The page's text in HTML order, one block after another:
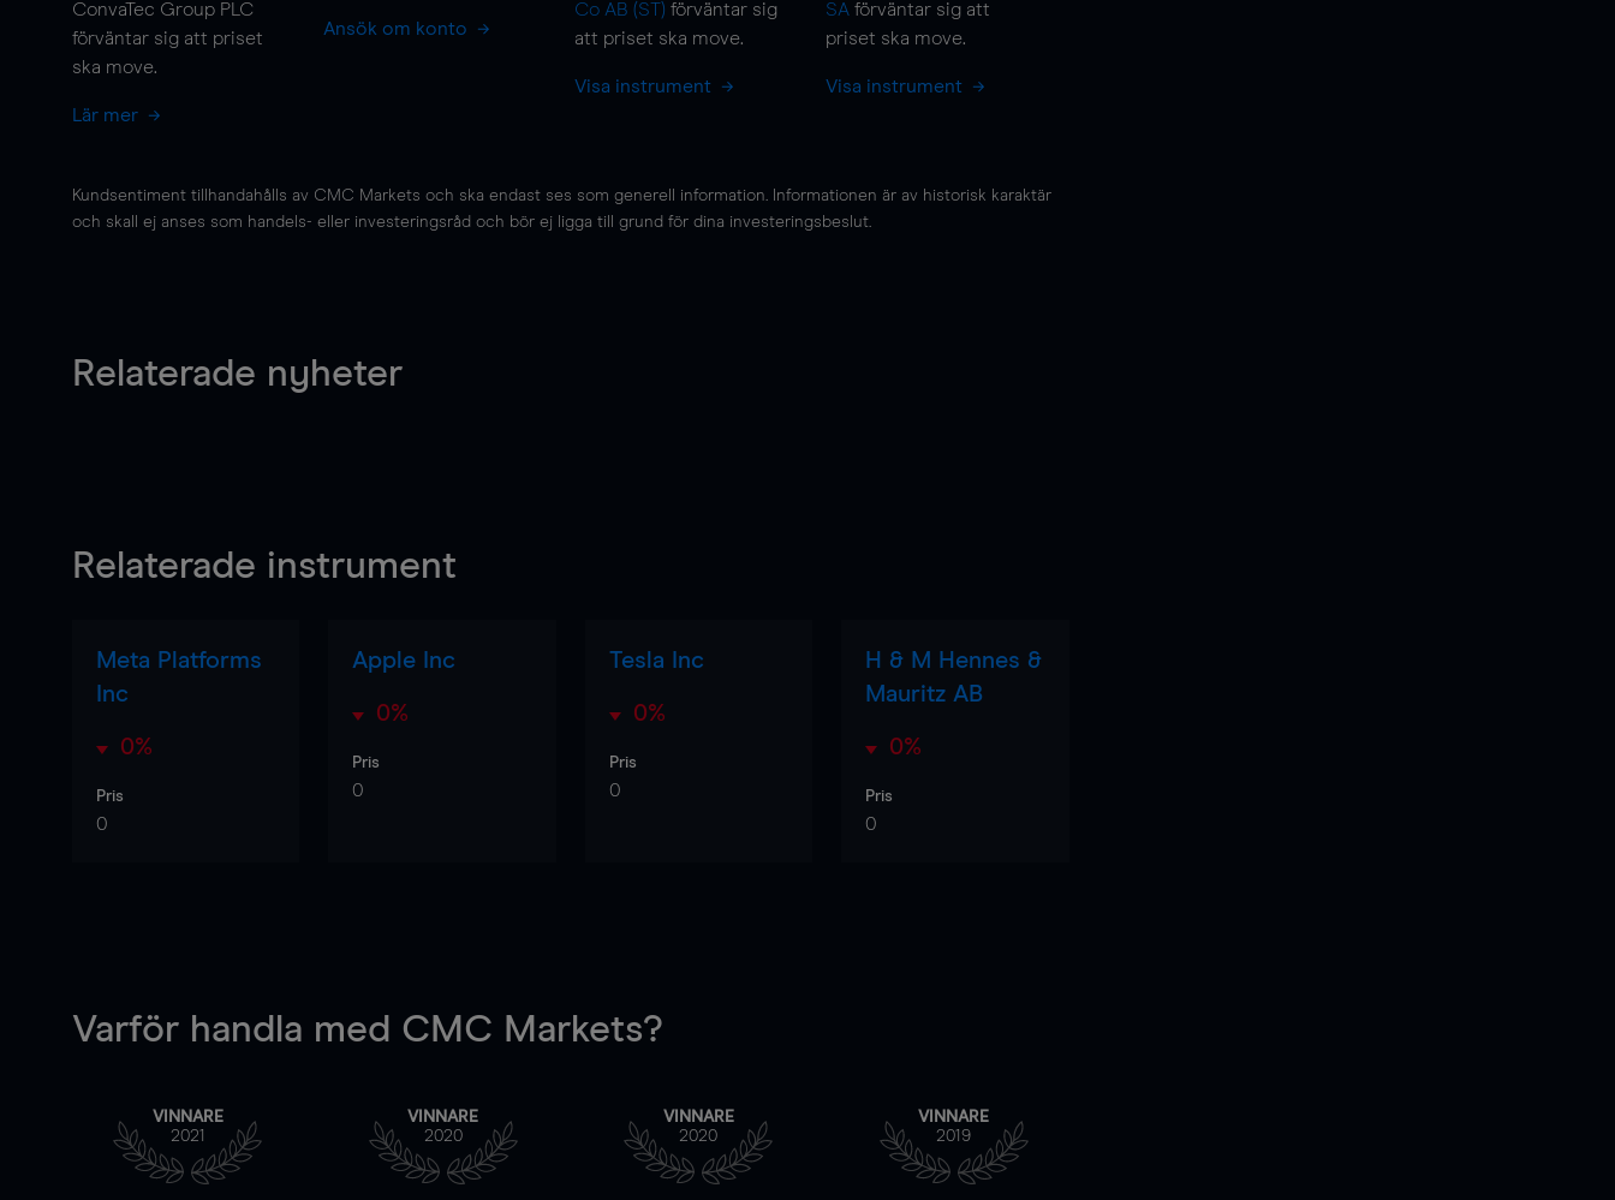
ConvaTec Group PLC
förväntar sig att priset
ska move.
Lär mer
Ansök om konto
Co AB (ST) förväntar sig
att priset ska move.
Visa instrument
SA förväntar sig att
priset ska move.
Visa instrument
Kundsentiment tillhandahålls av CMC Markets och ska endast ses som generell information. Informationen är av historisk karaktär
och skall ej anses som handels- eller investeringsråd och bör ej ligga till grund för dina investeringsbeslut.
Relaterade nyheter
Relaterade instrument
Meta Platforms
Inc
0%
Pris
0
Apple Inc
0%
Pris
0
Tesla Inc
0%
Pris
0
H & M Hennes &
Mauritz AB
0%
Pris
0
Varför handla med CMC Markets?
VINNARE
2021
VINNARE
2020
VINNARE
2020
VINNARE
2019